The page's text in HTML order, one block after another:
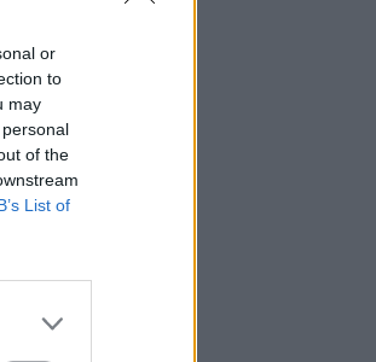
or
to
may
of the
List of